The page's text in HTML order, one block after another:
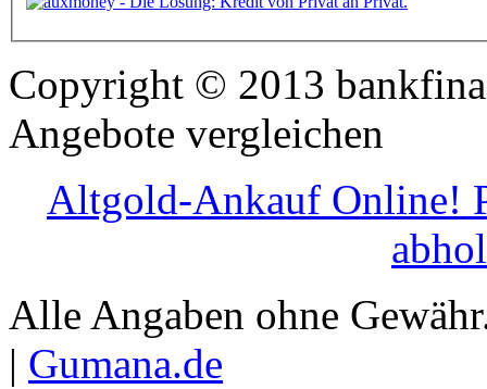
Copyright © 2013
Angebote vergleichen
Altgold-Ankauf Online!
Alle Angaben ohne
| Gumana.de